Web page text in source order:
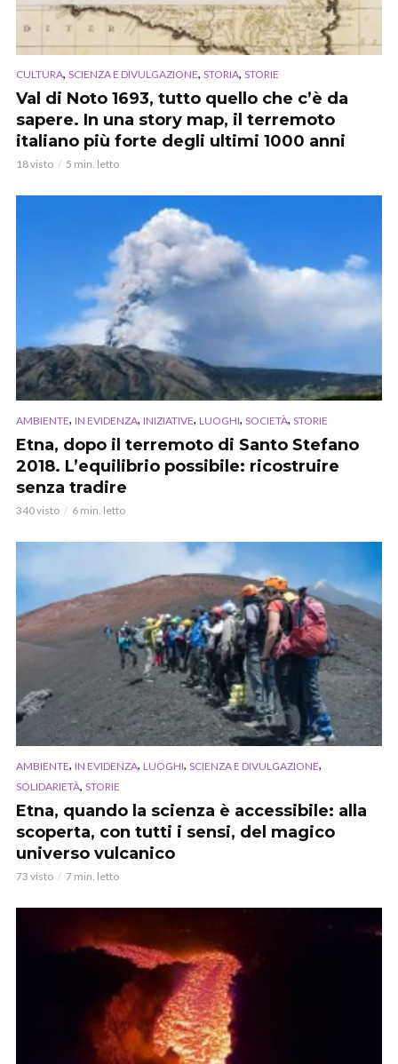
CULTURA, SCIENZA E DIVULGAZIONE, STORIA, STORIE
Val di Noto 1693, tutto quello che c’è da
sapere. In una story map, il terremoto
italiano più forte degli ultimi 1000 anni
18 visto 5 min. letto
AMBIENTE, IN EVIDENZA, INIZIATIVE, LUOGHI, SOCIETÀ, STORIE
Etna, dopo il terremoto di Santo Stefano
2018. L’equilibrio possibile: ricostruire
senza tradire
340 visto 6 min. letto
AMBIENTE, IN EVIDENZA, LUOGHI, SCIENZA E DIVULGAZIONE,
SOLIDARIETÀ, STORIE
Etna, quando la scienza è accessibile: alla
scoperta, con tutti i sensi, del magico
universo vulcanico
73 visto 7 min. letto